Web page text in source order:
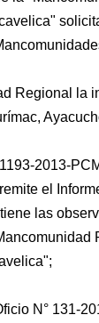
Regional la
2013-
el
las
N° 131-